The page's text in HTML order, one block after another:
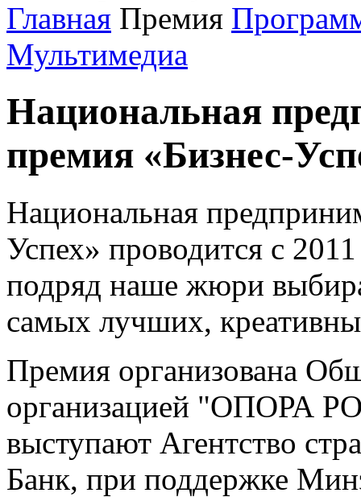
Главная Премия
Мультимедиа
Национальная
премия «Бизнес-
Национальная
Успех» проводится с
подряд наше жюри
самых лучших,
Премия организована
организацией "ОПОРА
выступают Агентство
Банк, при поддержке